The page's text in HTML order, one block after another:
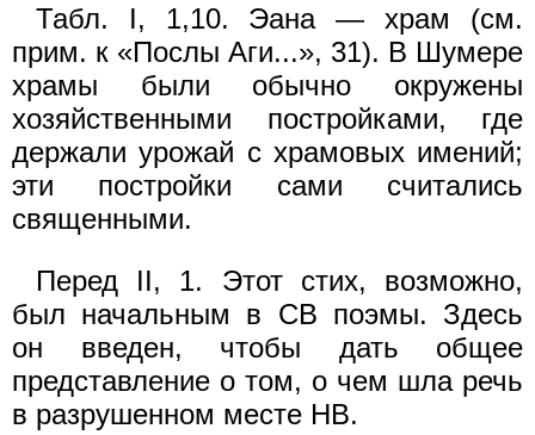
Табл. I, 1,10. Эана — храм (см.
прим. к «Послы Аги...», 31). В Шумере
храмы были обычно окружены
хозяйственными постройками, где
держали урожай с храмовых имений;
эти постройки сами считались
священными.
Перед II, 1. Этот стих, возможно,
был начальным в СВ поэмы. Здесь
он введен, чтобы дать общее
представление о том, о чем шла речь
в разрушенном месте НВ.